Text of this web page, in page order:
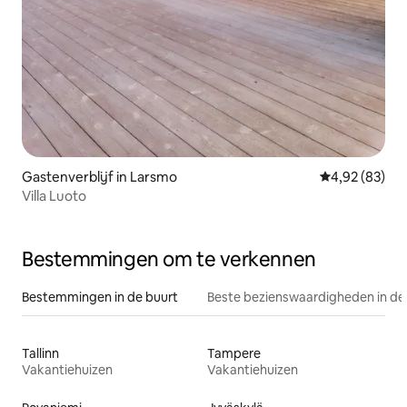
Gastenverblijf in Larsmo Gemiddelde
4,92 (83)
Villa Luoto
Bestemmingen om te verkennen
Bestemmingen in de buurt Beste bezienswaardigheden in
Tallinn
Vakantiehuizen
Tampere
Vakantiehuizen